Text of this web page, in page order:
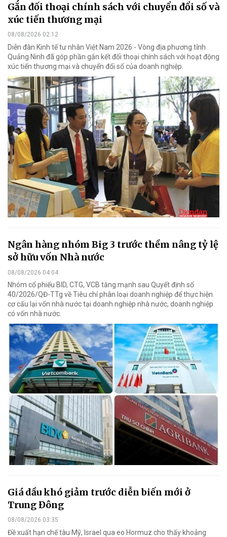
Gắn đối thoại chính sách với chuyển đổi số và
xúc tiến thương mại
08/08/2026 02:12
Diễn đàn Kinh tế tư nhân Việt Nam 2026 - Vòng địa phương tỉnh
Quảng Ninh đã góp phần gắn kết đối thoại chính sách với hoạt động
xúc tiến thương mại và chuyển đổi số của doanh nghiệp.
Ngân hàng nhóm Big 3 trước thềm nâng tỷ lệ
sở hữu vốn Nhà nước
08/08/2026 04:04
Nhóm cổ phiếu BID, CTG, VCB tăng mạnh sau Quyết định số
40/2026/QĐ-TTg về Tiêu chí phân loại doanh nghiệp để thực hiện
cơ cấu lại vốn nhà nước tại doanh nghiệp nhà nước, doanh nghiệp
có vốn nhà nước.
Giá dầu khó giảm trước diễn biến mới ở
Trung Đông
08/08/2026 03:35
Đề xuất hạn chế tàu Mỹ, Israel qua eo Hormuz cho thấy khoảng